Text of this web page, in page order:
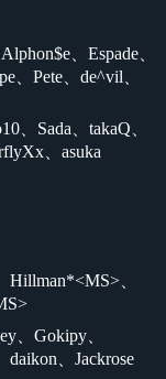
、Espade、
、Pete、de^vil、
、Sada、takaQ、
、asuka
Hillman*<MS>、
、Gokipy、
、Jackrose